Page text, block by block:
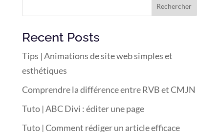
Rechercher
Recent Posts
Tips | Animations de site web simples et
esthétiques
Comprendre la différence entre RVB et CMJN
Tuto | ABC Divi : éditer une page
Tuto | Comment rédiger un article efficace